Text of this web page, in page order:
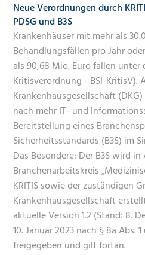
Neue Verordnungen durch
PDSG und B3S
Krankenhäuser mit mehr als
Behandlungsfällen pro Jahr
als 90,68 Mio. Euro fallen unter
Kritisverordnung - BSI-KritisV).
Krankenhausgesellschaft
nach mehr IT- und
Bereitstellung eines
Sicherheitsstandards (B3S) im
Das Besondere: Der B3S wird
Branchenarbeitskreis
KRITIS sowie der zuständigen
Krankenhausgesellschaft
aktuelle Version 1.2 (Stand: 8.
10. Januar 2023 nach § 8a Abs. 1
freigegeben und gilt fortan.